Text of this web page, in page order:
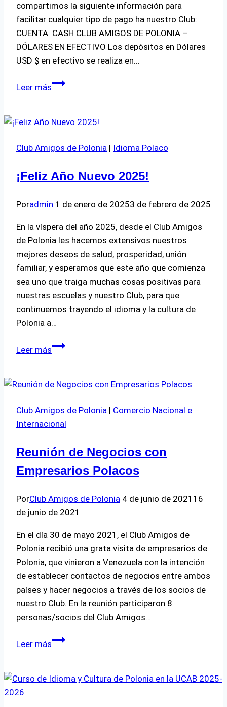
compartimos la siguiente información para
facilitar cualquier tipo de pago ha nuestro Club:
CUENTA CASH CLUB AMIGOS DE POLONIA –
DÓLARES EN EFECTIVO Los depósitos en Dólares
USD $ en efectivo se realiza en…
Leer másDatos
Amigos
Polonia
Club Amigos de Polonia | Idioma Polaco
¡Feliz Año Nuevo 2025!
Poradmin 1 de enero de 20253 de febrero de 2025
En la víspera del año 2025, desde el Club Amigos
de Polonia les hacemos extensivos nuestros
mejores deseos de salud, prosperidad, unión
familiar, y esperamos que este año que comienza
sea uno que traiga muchas cosas positivas para
nuestras escuelas y nuestro Club, para que
continuemos trayendo el idioma y la cultura de
Polonia a…
Leer más¡Feliz
2025!
Club Amigos de Polonia | Comercio Nacional e
Internacional
Reunión de Negocios con
Empresarios Polacos
PorClub Amigos de Polonia 4 de junio de 2021 16
de junio de 2021
En el día 30 de mayo 2021, el Club Amigos de
Polonia recibió una grata visita de empresarios de
Polonia, que vinieron a Venezuela con la intención
de establecer contactos de negocios entre ambos
países y hacer negocios a través de los socios de
nuestro Club. En la reunión participaron 8
personas/socios del Club Amigos…
Leer másReunión
con